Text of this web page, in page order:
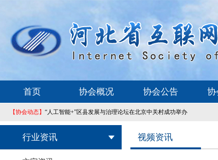
首页 协会概况 协会公告 协
【协会动态】 “人工智能+”区县发展与治理论坛在北京中关村成功举办
行业资讯 视频资讯